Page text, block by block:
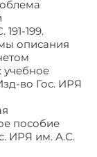
199.
описания
учебное
во Гос. ИРЯ
пособие
ИРЯ им. А.С.